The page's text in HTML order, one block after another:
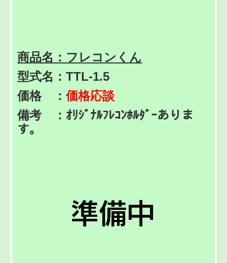
商品名：フレコンくん
型式名：TTL-1.5
価格 ：価格応談
備考 ：ｵﾘｼﾞﾅﾙﾌﾚｺﾝﾎﾙﾀﾞｰありま
す。